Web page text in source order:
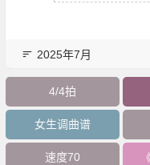
2025年7月
4/4拍
女生调曲谱
速度70